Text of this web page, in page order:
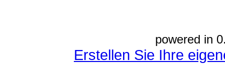
powered in
Erstellen Sie Ihre